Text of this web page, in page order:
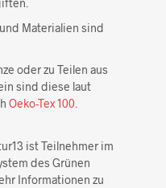
Materialien sind
oder zu Teilen aus
sind diese laut
Oeko-Tex 100.
ist Teilnehmer im
des Grünen
Informationen zu